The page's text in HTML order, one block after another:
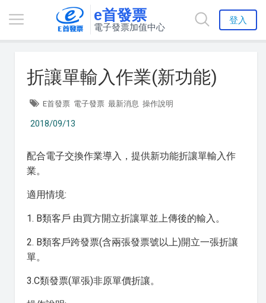
e首發票
電子發票加值中心
登入
折讓單輸入作業(新功能)
E首發票 電子發票 最新消息 操作說明
2018/09/13
配合電子交換作業導入，提供新功能折讓單輸入作
業。
適用情境:
1. B類客戶 由買方開立折讓單並上傳後的輸入。
2. B類客戶跨發票(含兩張發票號以上)開立一張折讓
單。
3.C類發票(單張)非原單價折讓。